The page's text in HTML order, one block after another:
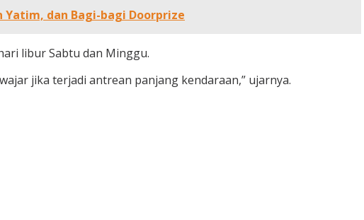
Yatim, dan Bagi-bagi Doorprize
libur Sabtu dan Minggu.
jika terjadi antrean panjang kendaraan,” ujarnya.